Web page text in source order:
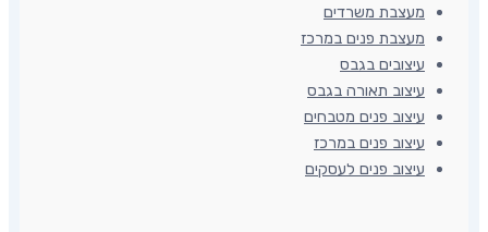
מעצבת משרדים
מעצבת פנים במרכז
עיצובים בגבס
עיצוב תאורה בגבס
עיצוב פנים מטבחים
עיצוב פנים במרכז
עיצוב פנים לעסקים